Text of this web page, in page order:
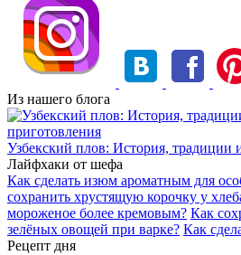
Из нашего блога
Узбекский плов: История, традиции
Лайфхаки от шефа
Как сделать изюм ароматным для
сохранить хрустящую корочку у
мороженое более кремовым? Как
зелёных овощей при варке? Как
Рецепт дня